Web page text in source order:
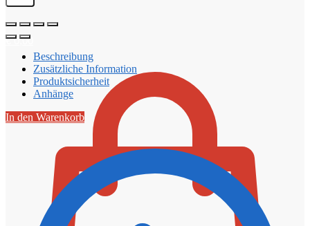
€0,00
Beschreibung
Zusätzliche Information
Produktsicherheit
Anhänge
In den Warenkorb